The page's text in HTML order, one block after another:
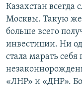
Казахстан
Москвы. Такую же
больше всего
инвестиции. Ни
стала марать
«ЛНР» и «ДНР».